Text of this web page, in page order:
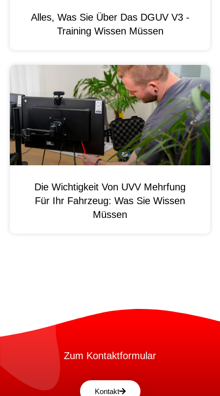
Alles, Was Sie Über Das DGUV V3 -
Training Wissen Müssen
Die Wichtigkeit Von UVV Mehrfung
Für Ihr Fahrzeug: Was Sie Wissen
Müssen
Zum Kontaktformular
Kontakt